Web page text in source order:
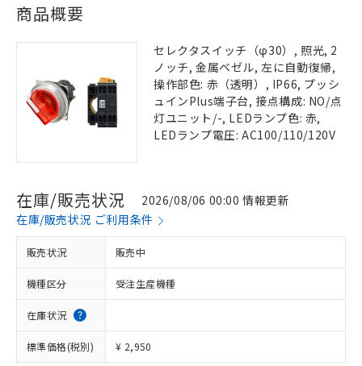
商品概要
セレクタスイッチ（φ30）, 照光, 2
ノッチ, 金属ベゼル, 左に自動復帰,
操作部色: 赤（透明）, IP66, プッシ
ュインPlus端子台, 接点構成: NO/点
灯ユニット/-, LEDランプ色: 赤,
LEDランプ電圧: AC100/110/120V
在庫/販売状況
2026/08/06 00:00 情報更新
在庫/販売状況 ご利用条件
販売状況 販売中
機種区分 受注生産機種
在庫状況
標準価格(税別) ¥ 2,950